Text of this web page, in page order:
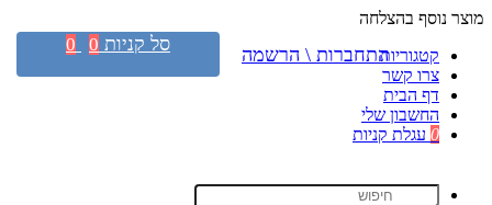
מוצר נוסף בהצלחה
קטגוריות
צרו קשר
דף הבית
החשבון שלי
0 עגלת קניות
התחברות \ הרשמה סל קניות 0
0